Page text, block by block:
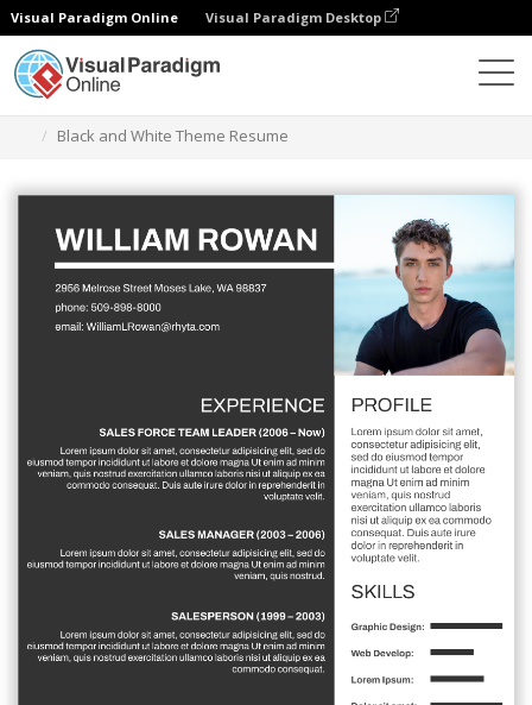
Visual Paradigm Online Visual Paradigm Desktop
Black and White Theme Resume